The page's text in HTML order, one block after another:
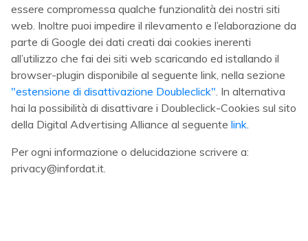
essere compromessa qualche funzionalità dei nostri siti
web. Inoltre puoi impedire il rilevamento e l’elaborazione da
parte di Google dei dati creati dai cookies inerenti
all’utilizzo che fai dei siti web scaricando ed istallando il
browser-plugin disponibile al seguente link, nella sezione
"estensione di disattivazione Doubleclick". In alternativa
hai la possibilità di disattivare i Doubleclick-Cookies sul sito
della Digital Advertising Alliance al seguente link.
Per ogni informazione o delucidazione scrivere a:
privacy@infordat.it.